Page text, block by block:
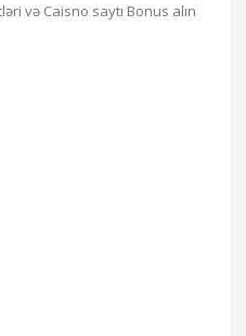
və Caisno saytı Bonus alın